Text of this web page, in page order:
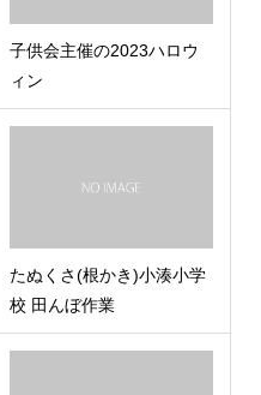
子供会主催の2023ハロウ
ィン
たぬくさ(根かき)小湊小学
校 田んぼ作業